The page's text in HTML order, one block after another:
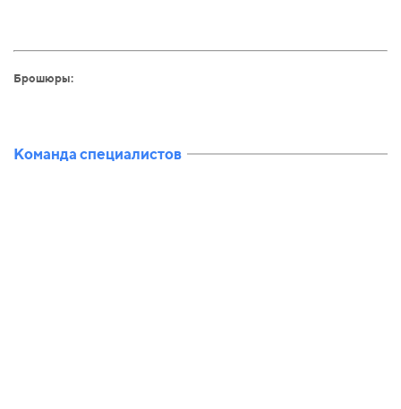
Брошюры:
Команда специалистов